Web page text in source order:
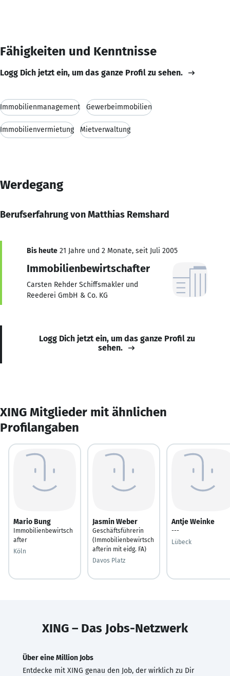
Fähigkeiten und Kenntnisse
Logg Dich jetzt ein, um das ganze Profil zu sehen.
Immobilienmanagement Gewerbeimmobilien
Immobilienvermietung Mietverwaltung
Werdegang
Berufserfahrung von Matthias Remshard
Bis heute 21 Jahre und 2 Monate, seit Juli 2005
Immobilienbewirtschafter
Carsten Rehder Schiffsmakler und
Reederei GmbH & Co. KG
Logg Dich jetzt ein, um das ganze Profil zu
sehen.
XING Mitglieder mit ähnlichen
Profilangaben
Mario Bung
Immobilienbewirtsch
after
Köln
Jasmin Weber
Geschäftsführerin
(Immobilienbewirtsch
afterin mit eidg. FA)
Davos Platz
Antje Weinke
---
Lübeck
XING – Das Jobs-Netzwerk
Über eine Million Jobs
Entdecke mit XING genau den Job, der wirklich zu Dir